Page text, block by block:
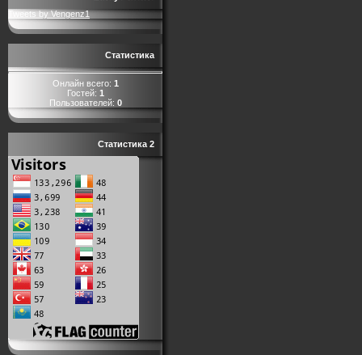
Tweets by Vengenz1
Статистика
Онлайн всего: 1
Гостей: 1
Пользователей: 0
Статистика 2